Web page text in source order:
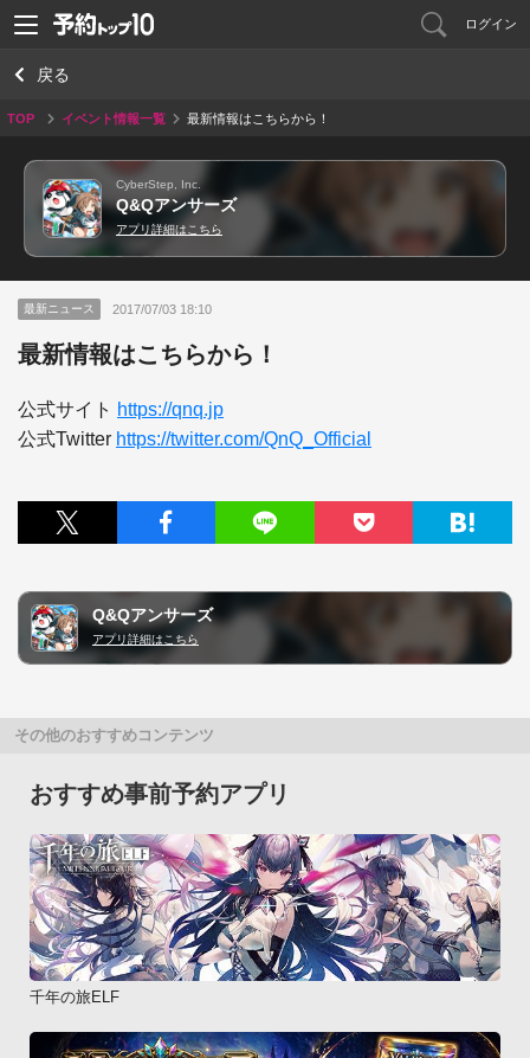
ログイン
戻る
TOP イベント情報一覧 最新情報はこちらから！
CyberStep, Inc.
Q&Qアンサーズ
アプリ詳細はこちら
最新ニュース 2017/07/03 18:10
最新情報はこちらから！
公式サイト https://qnq.jp
公式Twitter https://twitter.com/QnQ_Official
Q&Qアンサーズ
アプリ詳細はこちら
その他のおすすめコンテンツ
おすすめ事前予約アプリ
千年の旅ELF